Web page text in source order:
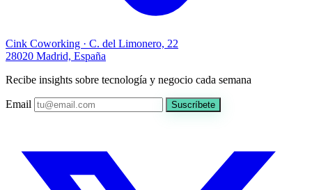
Cink Coworking · C. del Limonero, 22
28020 Madrid, España
Recibe insights sobre tecnología y negocio cada semana
Email Suscríbete